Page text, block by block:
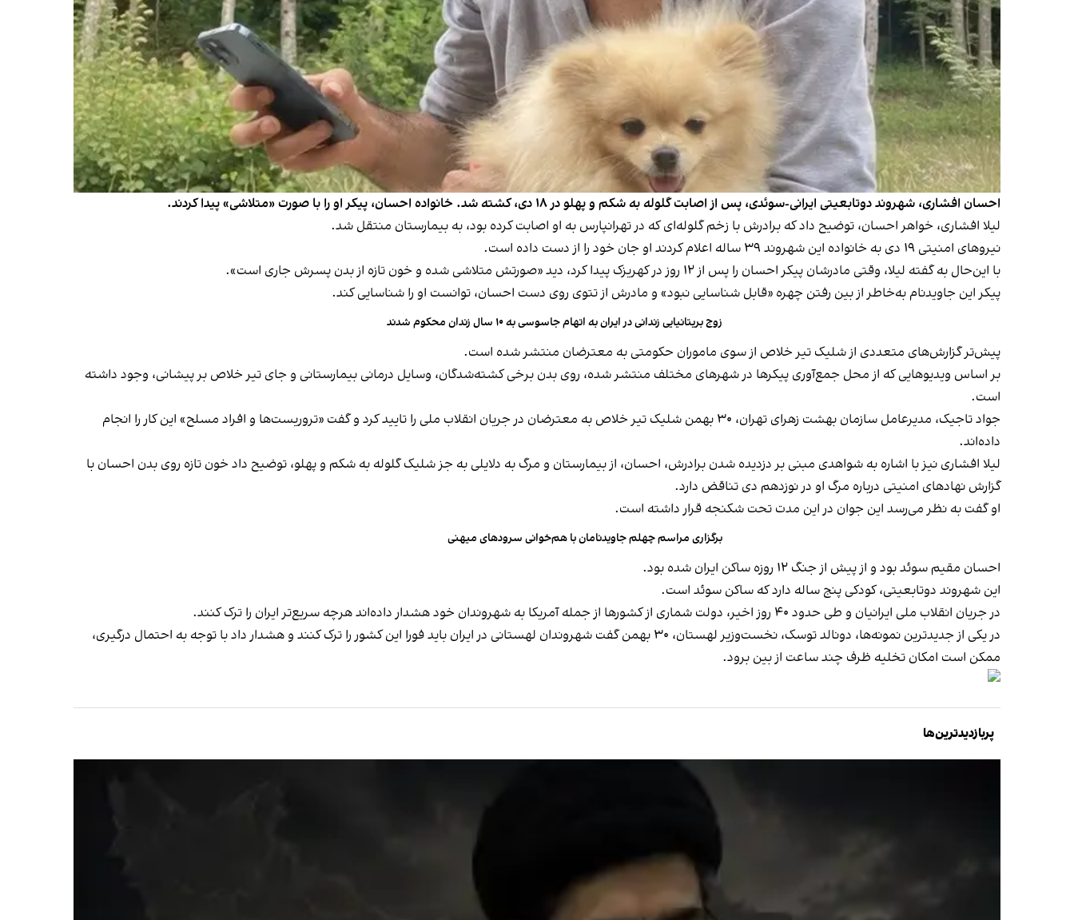
احسان افشاری، شهروند دوتابعیتی ایرانی-سوئدی، پس از اصابت گلوله به شکم و پهلو در ۱۸ دی، کشته شد. خانواده احسان، پیکر او را با صورت «متلاشی» پیدا کردند.
لیلا افشاری، خواهر احسان، توضیح داد که برادرش با زخم گلوله‌ای که در تهرانپارس به او اصابت کرده بود، به بیمارستان منتقل شد.
نیروهای امنیتی ۱۹ دی به خانواده این شهروند ۳۹ ساله اعلام کردند او جان خود را از دست داده است.
با این‌حال به گفته لیلا، وقتی مادرشان پیکر احسان را پس از ۱۲ روز در کهریزک پیدا کرد، دید «صورتش متلاشی شده و خون تازه از بدن پسرش جاری است».
پیکر این جاویدنام به‌خاطر از بین رفتن چهره «قابل شناسایی نبود» و مادرش از تتوی روی دست احسان، توانست او را شناسایی کند.
زوج بریتانیایی زندانی در ایران به اتهام جاسوسی به ۱۰ سال زندان محکوم شدند
پیش‌تر گزارش‌های متعددی از شلیک تیر خلاص از سوی ماموران حکومتی به معترضان منتشر شده است.
بر اساس ویدیوهایی که از محل جمع‌آوری پیکرها در شهرهای مختلف منتشر شده، روی بدن برخی کشته‌شدگان، وسایل درمانی بیمارستانی و جای تیر خلاص بر پیشانی، وجود داشته
است.
جواد تاجیک، مدیر‌عامل سازمان بهشت زهرای تهران، ۳۰ بهمن شلیک تیر خلاص به معترضان در جریان انقلاب ملی را تایید کرد و گفت «تروریست‌ها و افراد مسلح» این کار را انجام
داده‌اند.
لیلا افشاری نیز با اشاره به شواهدی مبنی بر دزدیده شدن برادرش، احسان، از بیمارستان و مرگ به دلایلی به جز شلیک گلوله به شکم و پهلو، توضیح داد خون تازه روی بدن احسان با
گزارش نهادهای امنیتی درباره مرگ او در نوزدهم دی تناقض دارد.
او گفت به نظر می‌رسد این جوان در این مدت تحت شکنجه قرار داشته است.
برگزاری مراسم چهلم جاویدنامان با هم‌خوانی سرودهای میهنی
احسان مقیم سوئد بود و از پیش از جنگ ۱۲ روزه ساکن ایران شده بود.
این شهروند دوتابعیتی، کودکی پنج ساله دارد که ساکن سوئد است.
در جریان انقلاب ملی ایرانیان و طی حدود ۴۰ روز اخیر، دولت شماری از کشورها از جمله آمریکا به شهروندان خود هشدار داده‌اند هرچه سریع‌تر ایران را ترک کنند.
در یکی از جدیدترین نمونه‌ها، دونالد توسک، نخست‌وزیر لهستان، ۳۰ بهمن گفت شهروندان لهستانی در ایران باید فورا این کشور را ترک کنند و هشدار داد با توجه به احتمال درگیری،
ممکن است امکان تخلیه ظرف چند ساعت از بین برود.
پربازدیدترین‌ها